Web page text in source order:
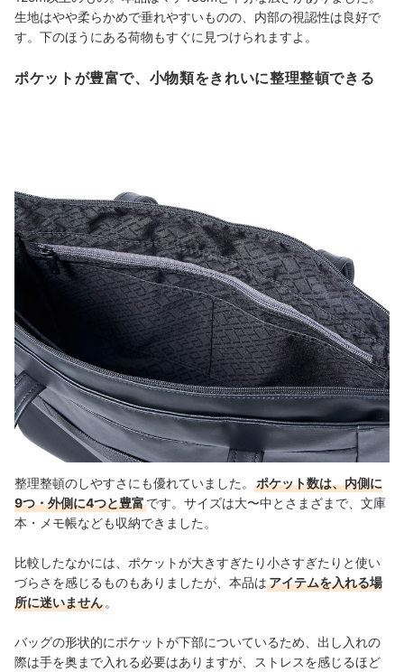
生地はやや柔らかめで垂れやすいものの、内部の視認性は良好で
す。下のほうにある荷物もすぐに見つけられますよ 。
ポケットが豊富で、小物類をきれいに整理整頓できる
整理整頓のしやすさにも優れていました。
ポケット数は、内側に
9つ・外側に4つと豊富です。サイズは大〜中とさまざまで、文庫
本・メモ帳なども収納できました。
比較したなかには、ポケットが大きすぎたり小さすぎたりと使い
づらさを感じるものもありましたが、本品はアイテムを入れる場
所に迷いません 。
バッグの形状的にポケットが下部についているため、出し入れの
際は手を奥まで入れる必要はありますが、ストレスを感じるほど